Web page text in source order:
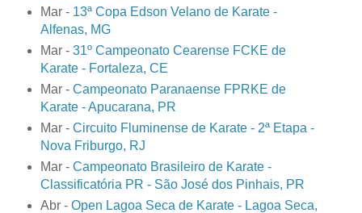
Mar - 13ª Copa Edson Velano de Karate -
Alfenas, MG
Mar - 31º Campeonato Cearense FCKE de
Karate - Fortaleza, CE
Mar - Campeonato Paranaense FPRKE de
Karate - Apucarana, PR
Mar - Circuito Fluminense de Karate - 2ª Etapa -
Nova Friburgo, RJ
Mar - Campeonato Brasileiro de Karate -
Classificatória PR - São José dos Pinhais, PR
Abr - Open Lagoa Seca de Karate - Lagoa Seca,